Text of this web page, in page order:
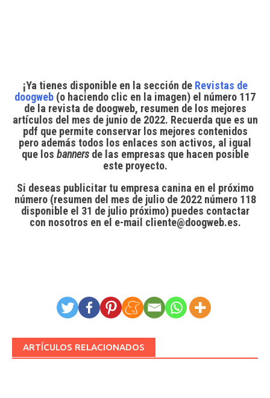
¡Ya tienes disponible en la sección de Revistas de
doogweb (o haciendo clic en la imagen) el número 117
de la revista de doogweb, resumen de los mejores
artículos del mes de junio de 2022. Recuerda que es un
pdf que permite conservar los mejores contenidos
pero además todos los enlaces son activos, al igual
que los banners de las empresas que hacen posible
este proyecto.
Si deseas publicitar tu empresa canina en el próximo
número(resumen del mes de julio de 2022 número 118
disponible el 31 de julio próximo) puedes contactar
con nosotros en el e-mail cliente@doogweb.es.
ARTÍCULOS RELACIONADOS